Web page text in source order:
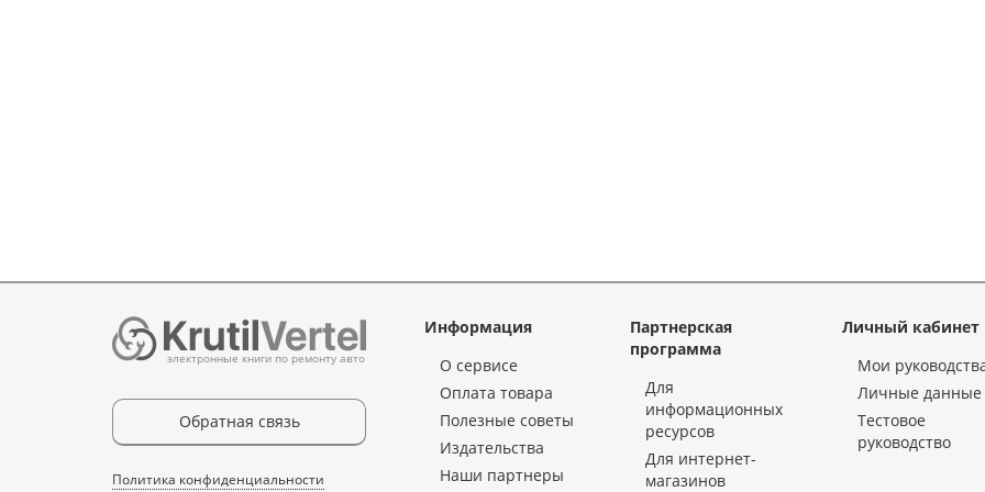
электронные книги по ремонту авто
Обратная связь
Политика конфиденциальности
Информация
О сервисе
Оплата товара
Полезные советы
Издательства
Наши партнеры
Партнерская
программа
Для
информационных
ресурсов
Для интернет-
магазинов
Личный кабинет
Мои
Личные данные
Тестовое
руководство